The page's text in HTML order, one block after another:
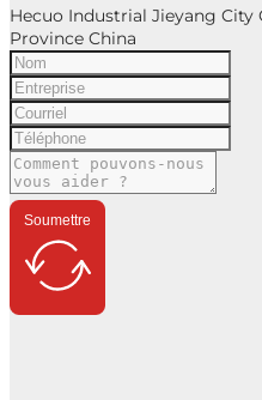
Hecuo Industrial Jieyang City
Province China
Soumettre